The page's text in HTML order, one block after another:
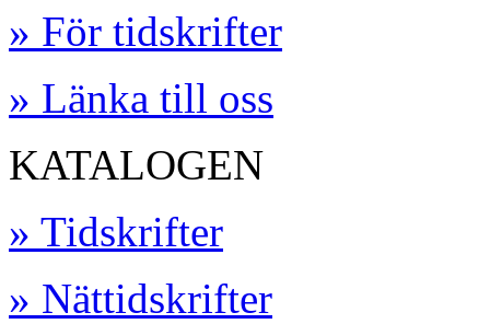
» För tidskrifter
» Länka till oss
KATALOGEN
» Tidskrifter
» Nättidskrifter